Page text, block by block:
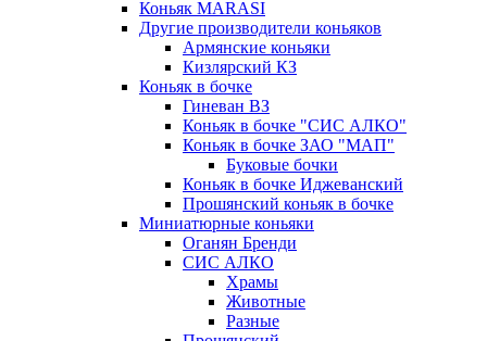
Коньяк MARASI
Другие производители коньяков
Армянские коньяки
Кизлярский КЗ
Коньяк в бочке
Гиневан ВЗ
Коньяк в бочке "СИС АЛКО"
Коньяк в бочке ЗАО "МАП"
Буковые бочки
Коньяк в бочке Иджеванский
Прошянский коньяк в бочке
Миниатюрные коньяки
Оганян Бренди
СИС АЛКО
Храмы
Животные
Разные